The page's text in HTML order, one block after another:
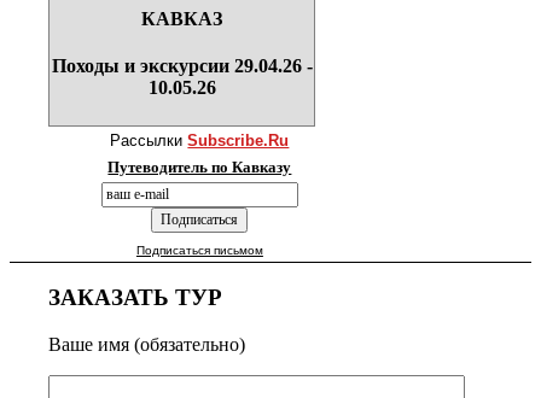
КАВКАЗ
Походы и экскурсии 29.04.26 -
10.05.26
РассылкиSubscribe.Ru
Путеводитель по Кавказу
Подписаться письмом
ЗАКАЗАТЬ ТУР
Ваше имя (обязательно)